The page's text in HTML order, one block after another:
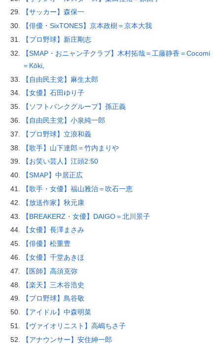
【サッカー】森保一
【俳優・SixTONES】京本政樹＝京本大我
【プロ野球】新庄剛志
【SMAP・おニャン子クラブ】木村拓哉＝工藤静香＝Cocomi
＝Kōki,
【自由民主党】麻生太郎
【女優】石田ゆり子
【ソフトバンクグループ】孫正義
【自由民主党】小泉純一郎
【プロ野球】立浪和義
【歌手】山下達郎＝竹内まりや
【お笑い芸人】江頭2:50
【SMAP】中居正広
【歌手・女優】福山雅治＝吹石一恵
【放送作家】秋元康
【BREAKERZ・女優】DAIGO＝北川景子
【女優】長澤まさみ
【俳優】松重豊
【女優】千堂あきほ
【医師】高須克弥
【楽天】三木谷浩史
【プロ野球】鳥谷敬
【アイドル】中森明菜
【ヴァイオリニスト】高嶋ちさ子
【アナウンサー】安住紳一郎